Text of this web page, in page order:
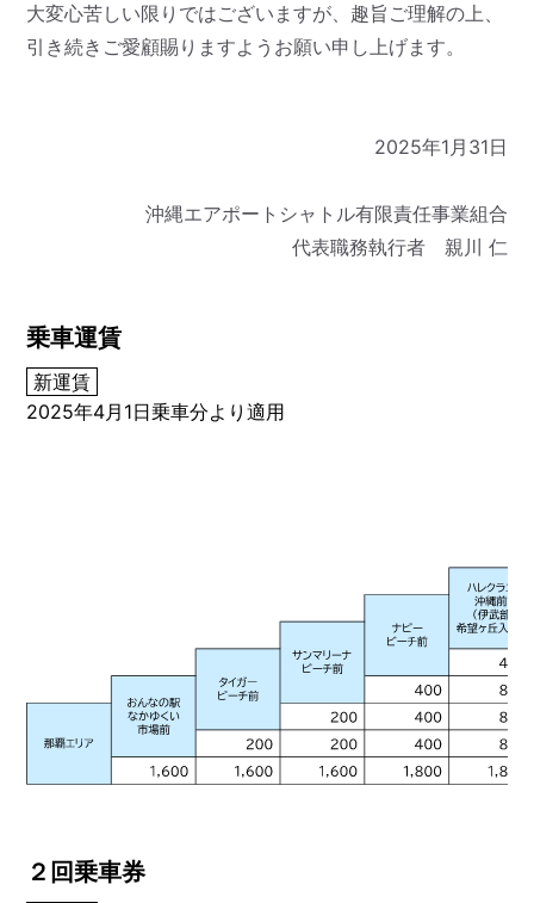
大変心苦しい限りではございますが、趣旨ご理解の上、
引き続きご愛顧賜りますようお願い申し上げます。
2025年1月31日
沖縄エアポートシャトル有限責任事業組合
代表職務執行者 親川 仁
乗車運賃
新運賃
2025年4月1日乗車分より適用
２回乗車券